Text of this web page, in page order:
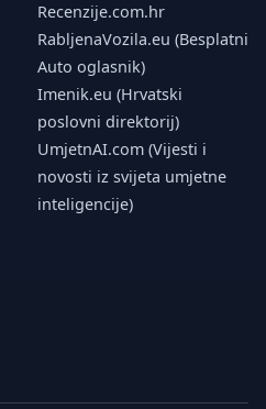
Recenzije.com.hr
RabljenaVozila.eu (Besplatni
Auto oglasnik)
Imenik.eu (Hrvatski
poslovni direktorij)
UmjetnAI.com (Vijesti i
novosti iz svijeta umjetne
inteligencije)